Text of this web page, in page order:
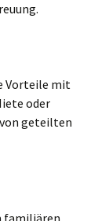
Vorteile mit
oder
geteilten
familiären